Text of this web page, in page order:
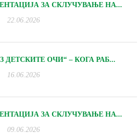
ЗА СКЛУЧУВАЊЕ НА...
22.06.2026
ДЕТСКИТЕ ОЧИ“ – КОГА РАБ...
16.06.2026
ЗА СКЛУЧУВАЊЕ НА...
09.06.2026